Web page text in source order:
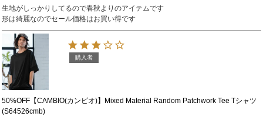
a
t
o
n
生地がしっかりしてるので春秋よりのアイテムです
形は綺麗なのでセール価格はお買い得です
50%OFF【CAMBIO(カンビオ)】Mixed Material Random Patchwork Tee Tシャツ
(S64526cmb)
購入者